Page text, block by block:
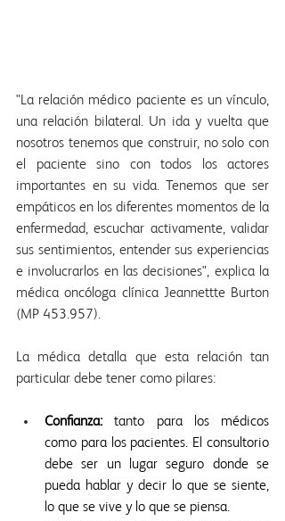
"La relación médico paciente es un vínculo,
una relación bilateral. Un ida y vuelta que
nosotros tenemos que construir, no solo con
el paciente sino con todos los actores
importantes en su vida. Tenemos que ser
empáticos en los diferentes momentos de la
enfermedad, escuchar activamente, validar
sus sentimientos, entender sus experiencias
e involucrarlos en las decisiones", explica la
médica oncóloga clínica Jeannettte Burton
(MP 453.957).
La médica detalla que esta relación tan
particular debe tener como pilares:
Confianza: tanto para los médicos
como para los pacientes. El consultorio
debe ser un lugar seguro donde se
pueda hablar y decir lo que se siente,
lo que se vive y lo que se piensa.